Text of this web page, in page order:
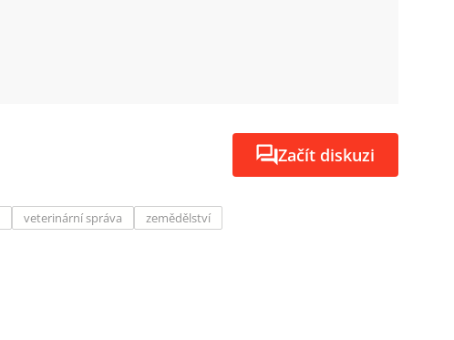
Začít diskuzi
veterinární správa zemědělství